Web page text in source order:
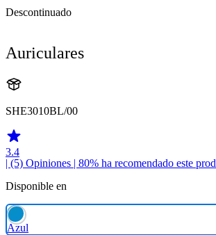
Descontinuado
Auriculares
SHE3010BL/00
3.4
| (5) Opiniones | 80% ha recomendado este
Disponible en
Azul